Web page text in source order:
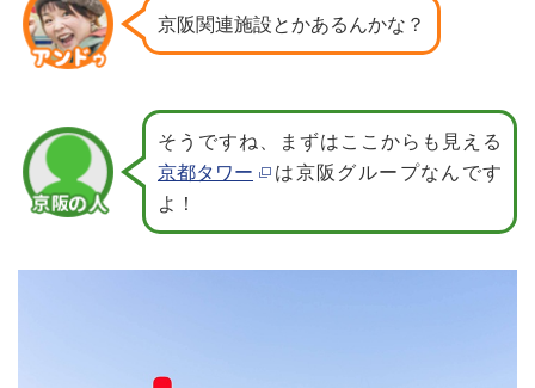
京阪関連施設とかあるんかな？
そうですね、まずはここからも見える
京都タワー
は京阪グループなんです
よ！